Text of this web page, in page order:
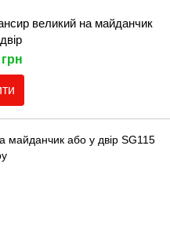
великий на майданчик